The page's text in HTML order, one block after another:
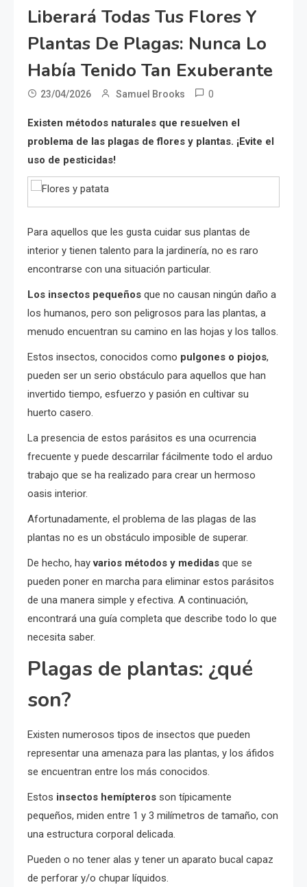
Liberará Todas Tus Flores Y
Plantas De Plagas: Nunca Lo
Había Tenido Tan Exuberante
23/04/2026 Samuel Brooks 0
Existen métodos naturales que resuelven el
problema de las plagas de flores y plantas. ¡Evite el
uso de pesticidas!
Para aquellos que les gusta cuidar sus plantas de
interior y tienen talento para la jardinería, no es raro
encontrarse con una situación particular.
Los insectos pequeños que no causan ningún daño a
los humanos, pero son peligrosos para las plantas, a
menudo encuentran su camino en las hojas y los tallos.
Estos insectos, conocidos como pulgones o piojos,
pueden ser un serio obstáculo para aquellos que han
invertido tiempo, esfuerzo y pasión en cultivar su
huerto casero.
La presencia de estos parásitos es una ocurrencia
frecuente y puede descarrilar fácilmente todo el arduo
trabajo que se ha realizado para crear un hermoso
oasis interior.
Afortunadamente, el problema de las plagas de las
plantas no es un obstáculo imposible de superar.
De hecho, hayvarios métodos y medidas que se
pueden poner en marcha para eliminar estos parásitos
de una manera simple y efectiva. A continuación,
encontrará una guía completa que describe todo lo que
necesita saber.
Plagas de plantas: ¿qué
son?
Existen numerosos tipos de insectos que pueden
representar una amenaza para las plantas, y los áfidos
se encuentran entre los más conocidos.
Estos insectos hemípteros son típicamente
pequeños, miden entre 1 y 3 milímetros de tamaño, con
una estructura corporal delicada.
Pueden o no tener alas y tener un aparato bucal capaz
de perforar y/o chupar líquidos.